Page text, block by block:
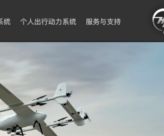
统 个人出行动力系统 服务与支持